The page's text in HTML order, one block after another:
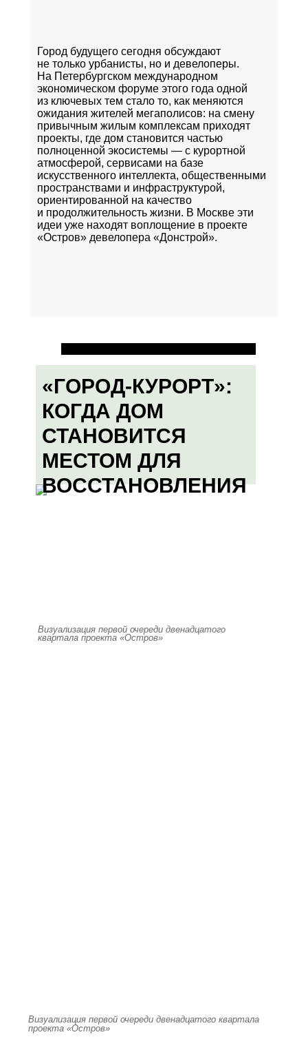
Город будущего сегодня обсуждают
не только урбанисты, но и девелоперы.
На Петербургском международном
экономическом форуме этого года одной
из ключевых тем стало то, как меняются
ожидания жителей мегаполисов: на смену
привычным жилым комплексам приходят
проекты, где дом становится частью
полноценной экосистемы — с курортной
атмосферой, сервисами на базе
искусственного интеллекта, общественными
пространствами и инфраструктурой,
ориентированной на качество
и продолжительность жизни. В Москве эти
идеи уже находят воплощение в проекте
«Остров» девелопера «Донстрой».
«ГОРОД-КУРОРТ»:
КОГДА ДОМ
СТАНОВИТСЯ
МЕСТОМ ДЛЯ
ВОССТАНОВЛЕНИЯ
Визуализация первой очереди двенадцатого
квартала проекта «Остров»
Визуализация первой очереди двенадцатого квартала
проекта «Остров»